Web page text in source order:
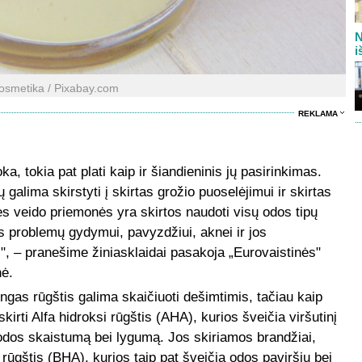
/ Pixabay.com
REKLAMA
tokia pat plati kaip ir šiandieninis jų pasirinkimas.
galima skirstyti į skirtas grožio puoselėjimui ir skirtas
veido priemonės yra skirtos naudoti visų odos tipų
problemų gydymui, pavyzdžiui, aknei ir jos
– pranešime žiniasklaidai pasakoja „Eurovaistinės"
rūgštis galima skaičiuoti dešimtimis, tačiau kaip
Alfa hidroksi rūgštis (AHA), kurios šveičia viršutinį
skaistumą bei lygumą. Jos skiriamos brandžiai,
(BHA), kurios taip pat šveičia odos paviršių bei